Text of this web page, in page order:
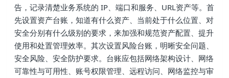
告，记录清楚业务系统的 IP、端口和服务、URL资产等。首
先设置资产台账，知道有什么资产、当前处于什么位置、对
安全分别有什么级别的要求，来加强和规范资产配置、提升
使用和处置管理效率。其次设置风险台账，明晰安全问题、
安全风险、安全防护要求。台账应包括网络架构设计、网络
可靠性与可用性、账号权限管理、远程访问、网络监控与审